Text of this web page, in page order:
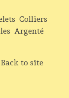
Colliers
Argenté
Back to site